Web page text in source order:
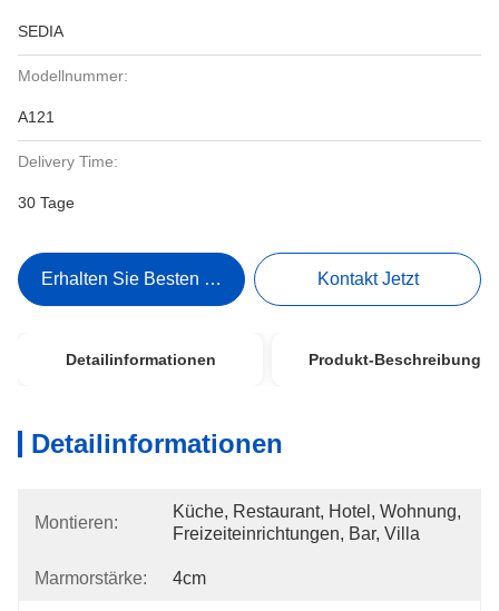
SEDIA
Modellnummer:
A121
Delivery Time:
30 Tage
Erhalten Sie Besten Preis Kontakt Jetzt
Detailinformationen Produkt-Beschreibung
Detailinformationen
Montieren:
Küche, Restaurant, Hotel, Wohnung,
Freizeiteinrichtungen, Bar, Villa
Marmorstärke: 4cm